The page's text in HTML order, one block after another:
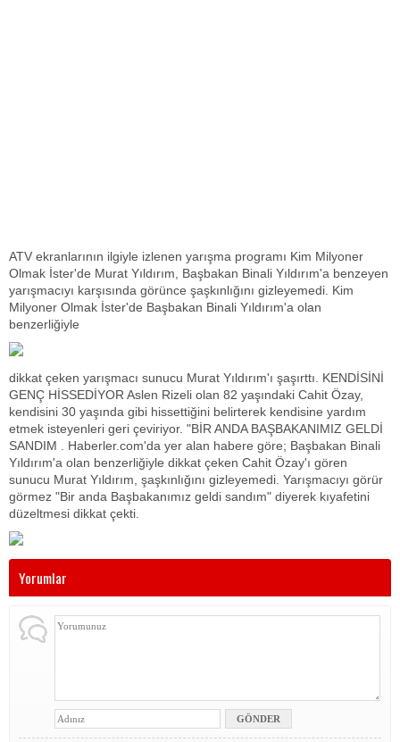
ATV ekranlarının ilgiyle izlenen yarışma programı Kim Milyoner
Olmak İster'de Murat Yıldırım, Başbakan Binali Yıldırım'a benzeyen
yarışmacıyı karşısında görünce şaşkınlığını gizleyemedi. Kim
Milyoner Olmak İster'de Başbakan Binali Yıldırım'a olan
benzerliğiyle
dikkat çeken yarışmacı sunucu Murat Yıldırım'ı şaşırttı. KENDİSİNİ
GENÇ HİSSEDİYOR Aslen Rizeli olan 82 yaşındaki Cahit Özay,
kendisini 30 yaşında gibi hissettiğini belirterek kendisine yardım
etmek isteyenleri geri çeviriyor. "BİR ANDA BAŞBAKANIMIZ GELDİ
SANDIM . Haberler.com'da yer alan habere göre; Başbakan Binali
Yıldırım'a olan benzerliğiyle dikkat çeken Cahit Özay'ı gören
sunucu Murat Yıldırım, şaşkınlığını gizleyemedi. Yarışmacıyı görür
görmez "Bir anda Başbakanımız geldi sandım" diyerek kıyafetini
düzeltmesi dikkat çekti.
Yorumlar